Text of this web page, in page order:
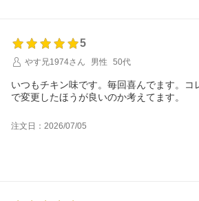
でした。この賞味期限なら防災も考えたロ
安心、これからもこちらのお店を利用させ
お願い致します。
5
やす兄1974さん
男性 50代
いつもチキン味です。毎回喜んでます。コ
で変更したほうが良いのか考えてます。
注文日：2026/07/05